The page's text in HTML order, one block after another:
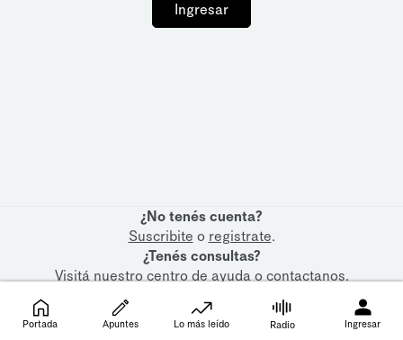
Ingresar
¿No tenés cuenta?
Suscribite o registrate.
¿Tenés consultas?
Visitá nuestrocentro de ayudaocontactanos.
Portada Apuntes Lo más leído Radio Ingresar